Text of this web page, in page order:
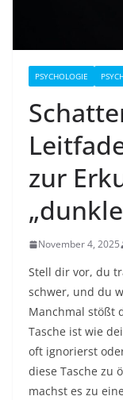
PSYCHOLOGIE
zur
November 4, 2025
Stell dir vor, du
schwer, und du
Manchmal stößt
Tasche ist wie
oft ignorierst
diese Tasche zu
machst es zu